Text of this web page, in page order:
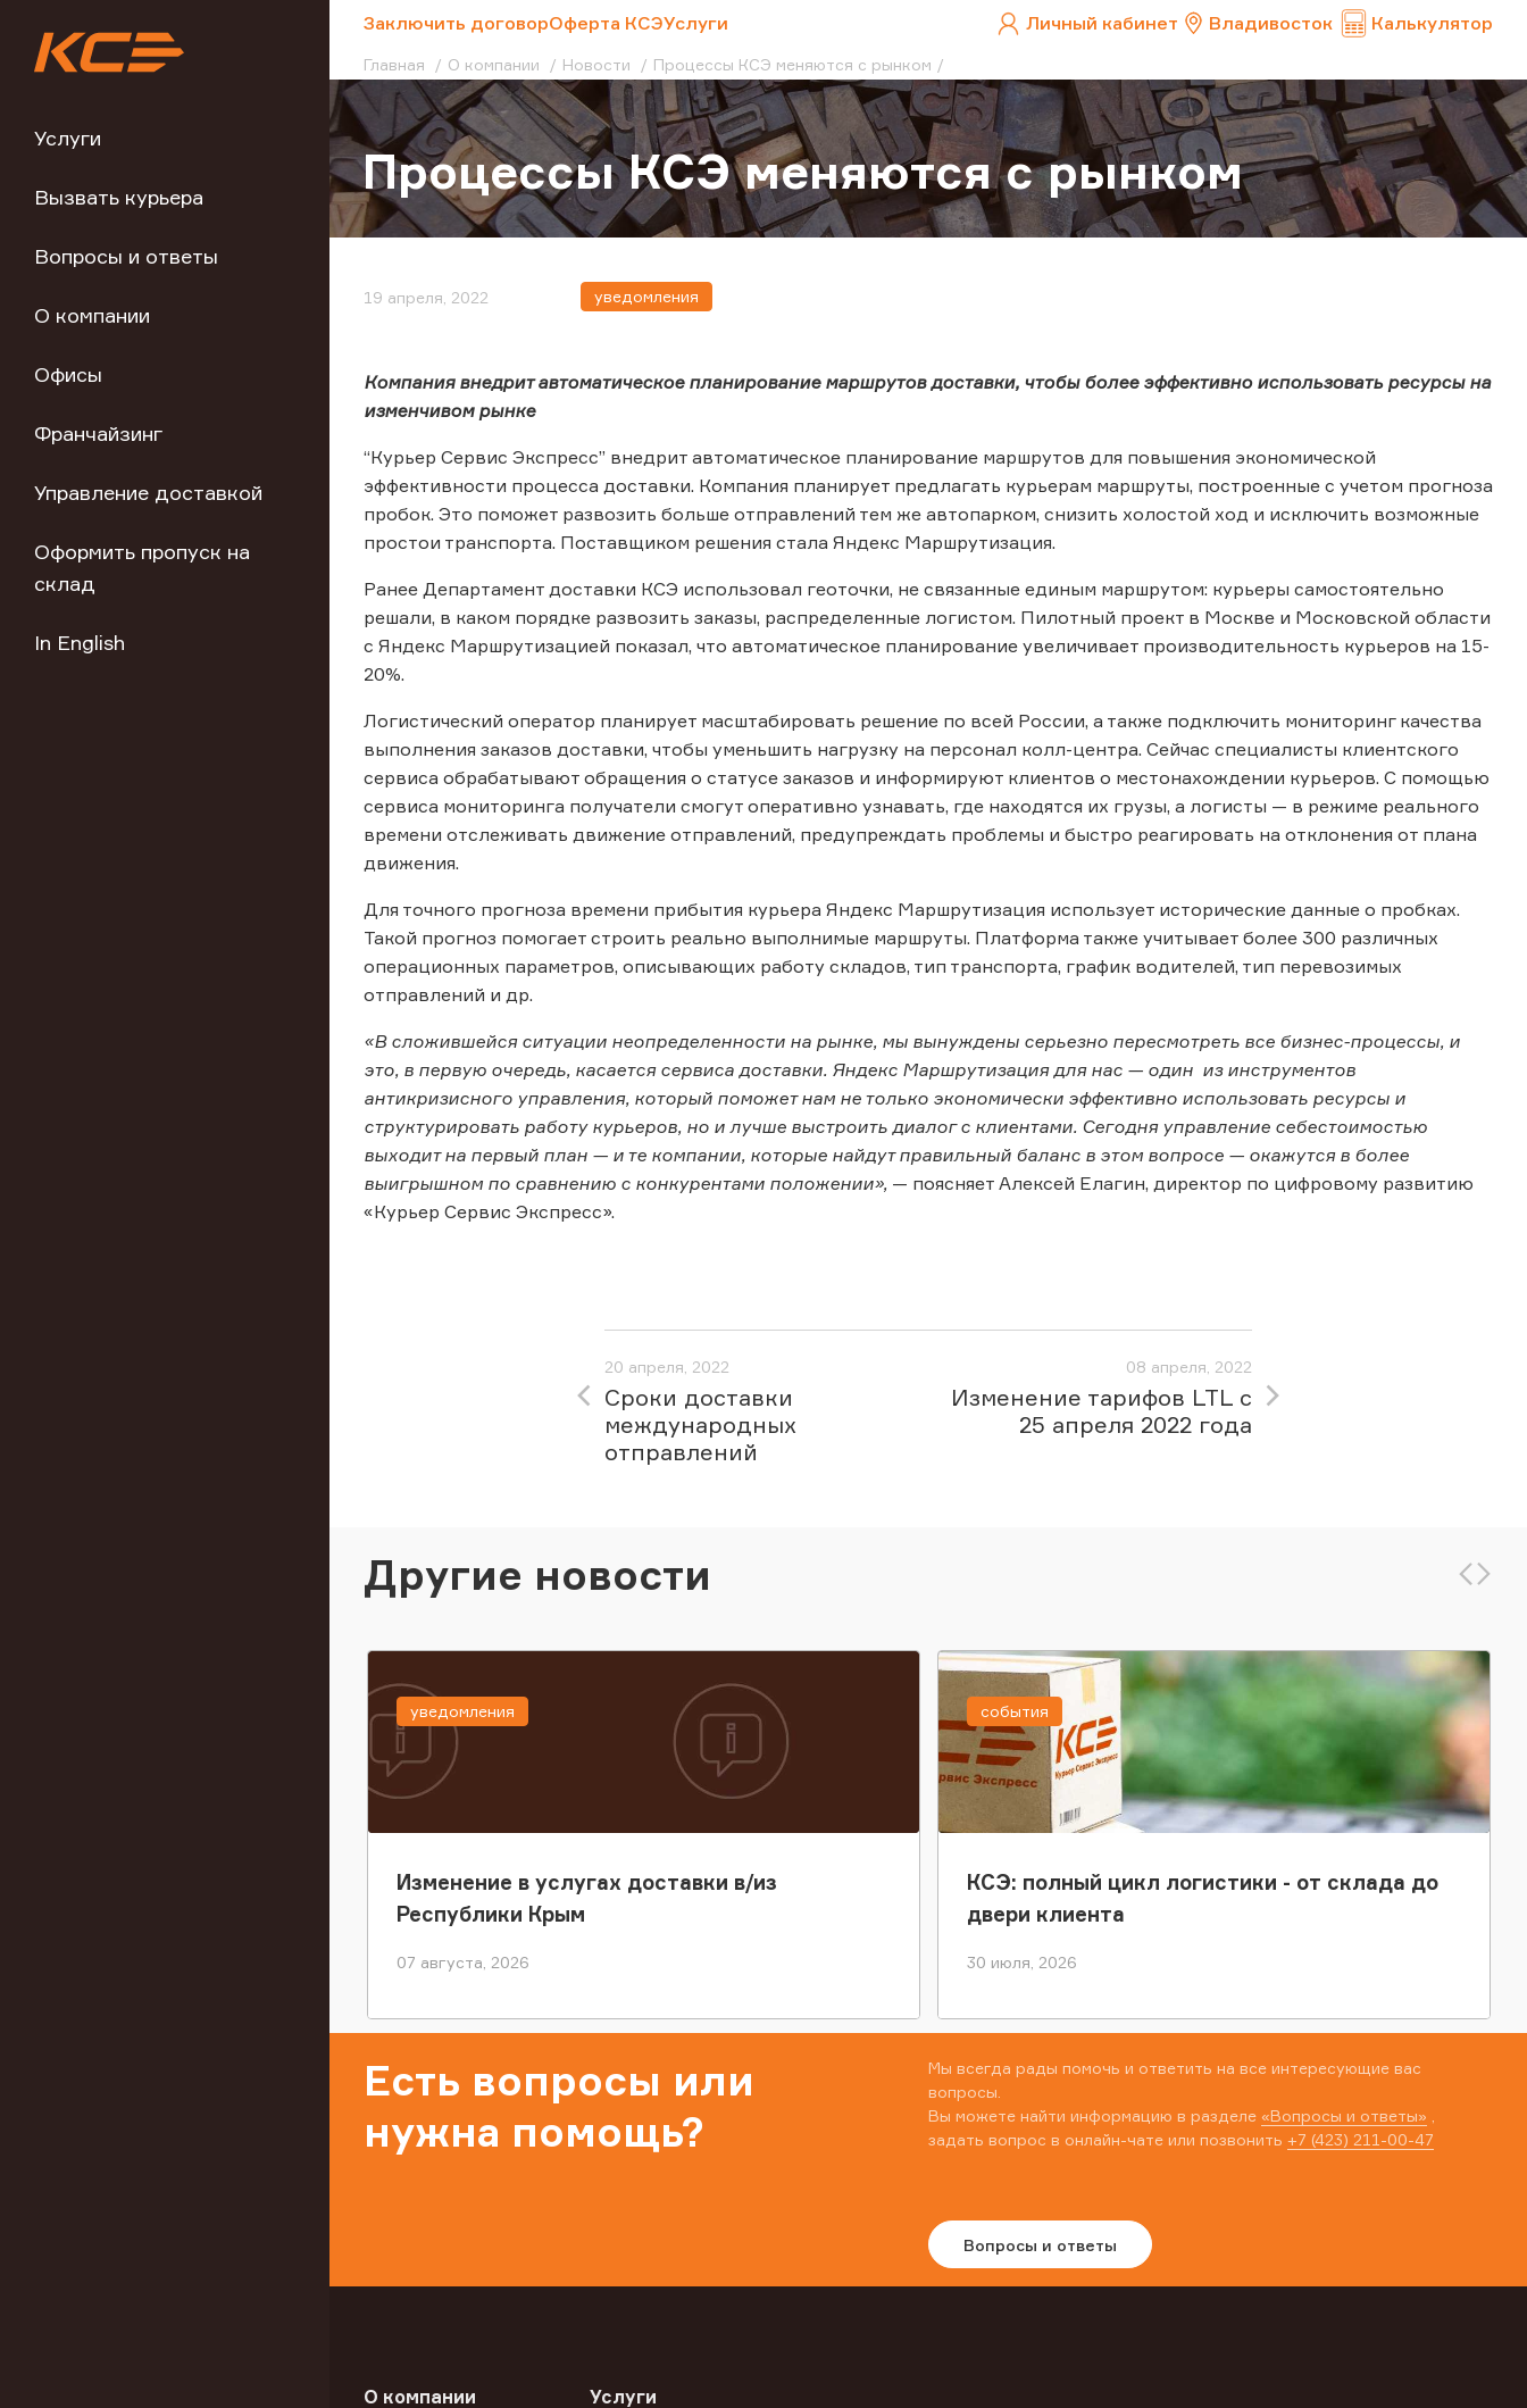
Услуги
Вызвать курьера
Вопросы и ответы
О компании
Офисы
Франчайзинг
Управление доставкой
Оформить пропуск на
склад
In English
Заключить договорОферта КСЭУслуги Личный кабинет Владивосток Калькулятор
Главная О компании Новости Процессы КСЭ меняются с рынком
Процессы КСЭ меняются с рынком
19 апреля, 2022 уведомления
Компания внедрит автоматическое планирование маршрутов доставки, чтобы более эффективно использовать ресурсы на
изменчивом рынке
“Курьер Сервис Экспресс” внедрит автоматическое планирование маршрутов для повышения экономической
эффективности процесса доставки. Компания планирует предлагать курьерам маршруты, построенные с учетом прогноза
пробок. Это поможет развозить больше отправлений тем же автопарком, снизить холостой ход и исключить возможные
простои транспорта. Поставщиком решения стала Яндекс Маршрутизация.
Ранее Департамент доставки КСЭ использовал геоточки, не связанные единым маршрутом: курьеры самостоятельно
решали, в каком порядке развозить заказы, распределенные логистом. Пилотный проект в Москве и Московской области
с Яндекс Маршрутизацией показал, что автоматическое планирование увеличивает производительность курьеров на 15-
20%.
Логистический оператор планирует масштабировать решение по всей России, а также подключить мониторинг качества
выполнения заказов доставки, чтобы уменьшить нагрузку на персонал колл-центра. Сейчас специалисты клиентского
сервиса обрабатывают обращения о статусе заказов и информируют клиентов о местонахождении курьеров. С помощью
сервиса мониторинга получатели смогут оперативно узнавать, где находятся их грузы, а логисты — в режиме реального
времени отслеживать движение отправлений, предупреждать проблемы и быстро реагировать на отклонения от плана
движения.
Для точного прогноза времени прибытия курьера Яндекс Маршрутизация использует исторические данные о пробках.
Такой прогноз помогает строить реально выполнимые маршруты. Платформа также учитывает более 300 различных
операционных параметров, описывающих работу складов, тип транспорта, график водителей, тип перевозимых
отправлений и др.
«В сложившейся ситуации неопределенности на рынке, мы вынуждены серьезно пересмотреть все бизнес-процессы, и
это, в первую очередь, касается сервиса доставки. Яндекс Маршрутизация для нас — один из инструментов
антикризисного управления, который поможет нам не только экономически эффективно использовать ресурсы и
структурировать работу курьеров, но и лучше выстроить диалог с клиентами. Сегодня управление себестоимостью
выходит на первый план — и те компании, которые найдут правильный баланс в этом вопросе — окажутся в более
выигрышном по сравнению с конкурентами положении», — поясняет Алексей Елагин, директор по цифровому развитию
«Курьер Сервис Экспресс».
20 апреля, 2022
Сроки доставки
международных
отправлений
08 апреля, 2022
Изменение тарифов LTL с
25 апреля 2022 года
Другие новости
Изменение в услугах доставки в/из
Республики Крым
07 августа, 2026
уведомления
КСЭ: полный цикл логистики - от склада до
двери клиента
30 июля, 2026
события
Есть вопросы или
нужна помощь?
Мы всегда рады помочь и ответить на все интересующие вас
вопросы.
Вы можете найти информацию в разделе «Вопросы и ответы»
задать вопрос в онлайн-чате или позвонить +7 (423) 211-00-47
Вопросы и ответы
О компании Услуги